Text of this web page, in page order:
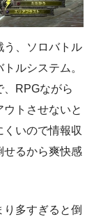
、ソロバトル
ルシステム。
、RPGながら
トさせないと
くいので情報収
せるから爽快感
多すぎると倒